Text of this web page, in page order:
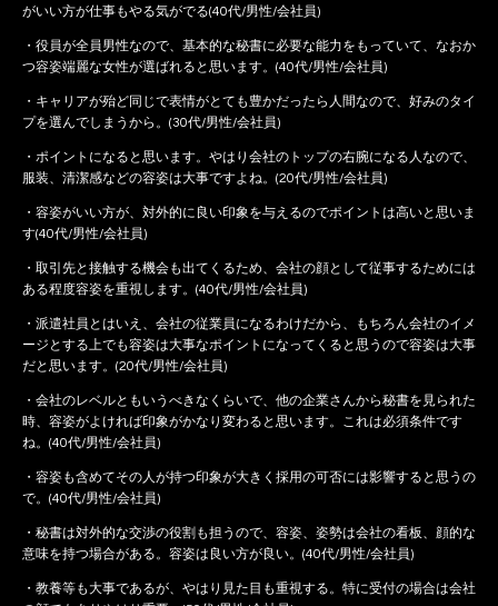
がいい方が仕事もやる気がでる(40代/男性/会社員)
・役員が全員男性なので、基本的な秘書に必要な能力をもっていて、なおか
つ容姿端麗な女性が選ばれると思います。(40代/男性/会社員)
・キャリアが殆ど同じで表情がとても豊かだったら人間なので、好みのタイ
プを選んでしまうから。(30代/男性/会社員)
・ポイントになると思います。やはり会社のトップの右腕になる人なので、
服装、清潔感などの容姿は大事ですよね。(20代/男性/会社員)
・容姿がいい方が、対外的に良い印象を与えるのでポイントは高いと思いま
す(40代/男性/会社員)
・取引先と接触する機会も出てくるため、会社の顔として従事するためには
ある程度容姿を重視します。(40代/男性/会社員)
・派遣社員とはいえ、会社の従業員になるわけだから、もちろん会社のイメ
ージとする上でも容姿は大事なポイントになってくると思うので容姿は大事
だと思います。(20代/男性/会社員)
・会社のレベルともいうべきなくらいで、他の企業さんから秘書を見られた
時、容姿がよければ印象がかなり変わると思います。これは必須条件です
ね。(40代/男性/会社員)
・容姿も含めてその人が持つ印象が大きく採用の可否には影響すると思うの
で。(40代/男性/会社員)
・秘書は対外的な交渉の役割も担うので、容姿、姿勢は会社の看板、顔的な
意味を持つ場合がある。容姿は良い方が良い。(40代/男性/会社員)
・教養等も大事であるが、やはり見た目も重視する。特に受付の場合は会社